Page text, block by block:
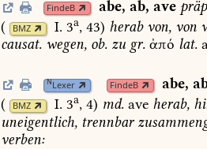
FindeB abe, ab, ave
(
BMZ I. 3a, 43) herabvon, von
causat. wegen, ob. zu gr. ἀπό lat.
NLexer FindeB abe,
(
BMZ I. 3a, 4) md. ave herab,
uneigentlich, trennbar
verben: